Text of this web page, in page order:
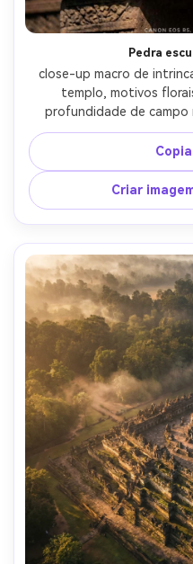
Pedra
close-up macro de
templo, motivos
profundidade de campo
enfatizar a textura, grão
Canon EOS R5, 100mm
nítido, classificação
Criar